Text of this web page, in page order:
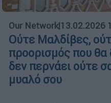
Our Network|13.02.2026
Ούτε Μαλδίβες,
προορισμός που
δεν περνάει ούτε
μυαλό σου